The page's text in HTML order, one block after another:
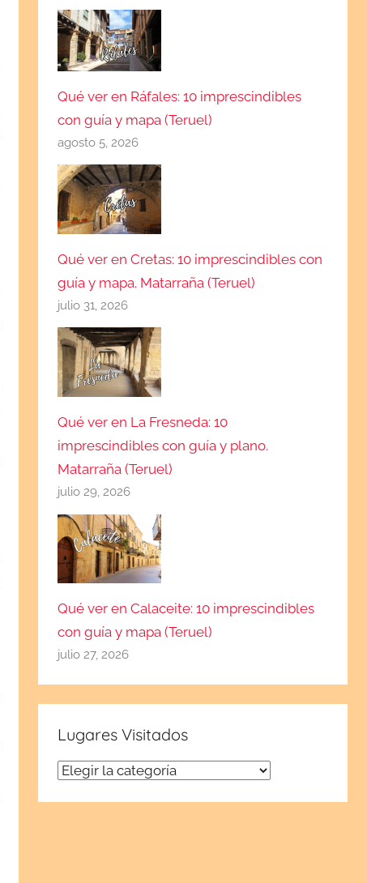
Qué ver en Ráfales: 10 imprescindibles
con guía y mapa (Teruel)
agosto 5, 2026
Qué ver en Cretas: 10 imprescindibles con
guía y mapa. Matarraña (Teruel)
julio 31, 2026
Qué ver en La Fresneda: 10
imprescindibles con guía y plano.
Matarraña (Teruel)
julio 29, 2026
Qué ver en Calaceite: 10 imprescindibles
con guía y mapa (Teruel)
julio 27, 2026
Lugares Visitados
Lugares